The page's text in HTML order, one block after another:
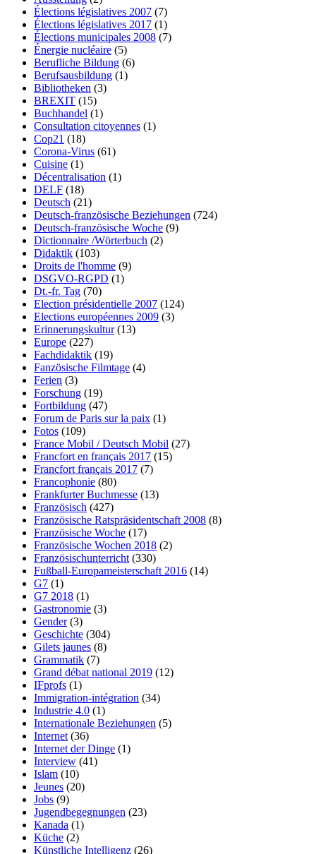
Élections législatives 2007 (7)
Élections législatives 2017 (1)
Élections municipales 2008 (7)
Énergie nucléaire (5)
Berufliche Bildung (6)
Berufsausbildung (1)
Bibliotheken (3)
BREXIT (15)
Buchhandel (1)
Consultation citoyennes (1)
Cop21 (18)
Corona-Virus (61)
Cuisine (1)
Décentralisation (1)
DELF (18)
Deutsch (21)
Deutsch-französische Beziehungen (724)
Deutsch-französische Woche (9)
Dictionnaire /Wörterbuch (2)
Didaktik (103)
Droits de l'homme (9)
DSGVO-RGPD (1)
Dt.-fr. Tag (70)
Election présidentielle 2007 (124)
Elections européennes 2009 (3)
Erinnerungskultur(13)
Europe (227)
Fachdidaktik (19)
Fanzösische Filmtage (4)
Ferien (3)
Forschung (19)
Fortbildung (47)
Forum de Paris sur la paix (1)
Fotos (109)
France Mobil / Deutsch Mobil (27)
Francfort en français 2017 (15)
Francfort français 2017 (7)
Francophonie (80)
Frankfurter Buchmesse (13)
Französisch (427)
Französische Ratspräsidentschaft 2008 (8)
Französische Woche (17)
Französische Wochen 2018 (2)
Französischunterricht (330)
Fußball-Europameisterschaft 2016 (14)
G7 (1)
G7 2018 (1)
Gastronomie (3)
Gender(3)
Geschichte (304)
Gilets jaunes (8)
Grammatik (7)
Grand débat national 2019 (12)
IFprofs (1)
Immigration-intégration (34)
Industrie 4.0 (1)
Internationale Beziehungen (5)
Internet (36)
Internet der Dinge (1)
Interview (41)
Islam (10)
Jeunes (20)
Jobs (9)
Jugendbegegnungen (23)
Kanada (1)
Küche (2)
Künstliche Intelligenz (26)